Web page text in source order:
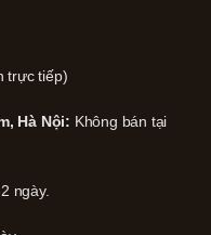
trực tiếp)
Hà Nội: Không bán tại
ngày.